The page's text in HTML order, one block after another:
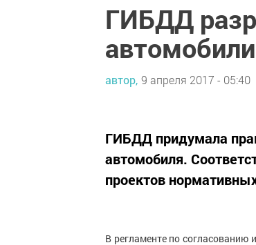
ГИБДД
автомобили
автор, 9 апреля 2017 - 05:40
ГИБДД придумала
автомобиля.
проектов
В регламенте по